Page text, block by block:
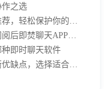
之选
必看！五款最佳阅后即焚软件推荐，轻松保护你的聊天记录
保护隐私，即刻消失：国内热门阅后即焚聊天APP功能对比
即时聊天软件
内网通、飞秋和飞鸽传书：权衡优缺点，选择适合自己的内部通讯工具